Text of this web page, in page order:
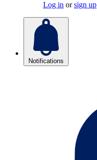
Log in orsign up
Notifications